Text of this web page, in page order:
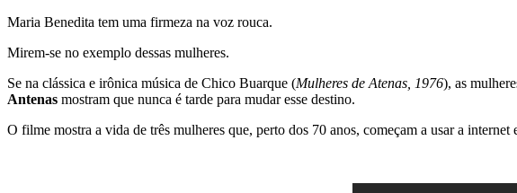
Maria Benedita tem uma firmeza na voz rouca.
Mirem-se no exemplo dessas mulheres.
Se na clássica e irônica música de Chico Buarque (Mulheres de Atenas, 1976), as
Antenas mostram que nunca é tarde para mudar esse destino.
O filme mostra a vida de três mulheres que, perto dos 70 anos, começam a usar a